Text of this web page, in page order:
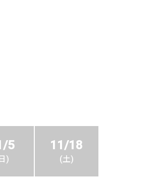
5
日
11/18
土